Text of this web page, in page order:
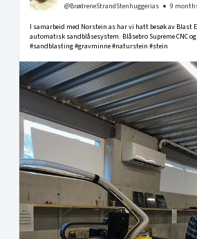
@BrødreneStrandStenhuggerias 9
I samarbeid med Norstein as har vi hatt besøk av Blast
automatisk sandblåsesystem. Blåsebro Supreme CNC og støvfri sandblåser ULTRA.
#sandblasting #gravminne #naturstein #stein